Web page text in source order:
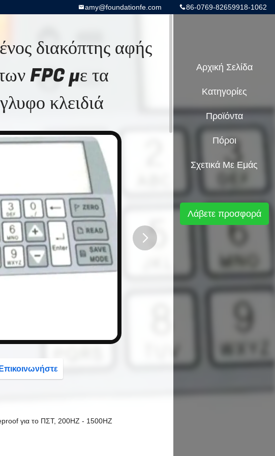
86-0769-82659918-1062
amy@foundationfe.com
διακόπτης αφής
FPC με τα
κλειδιά
Επικοινωνήστε
για το ΠΣΤ, 200HZ - 1500HZ
Αρχική Σελίδα
Κατηγορίες
Προϊόντα
Πόροι
Σχετικά Με Εμάς
Λάβετε προσφορά